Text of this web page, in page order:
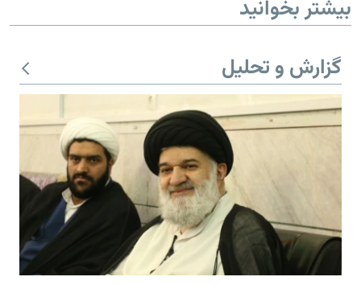
بیشتر بخوانید
گزارش و تحلیل